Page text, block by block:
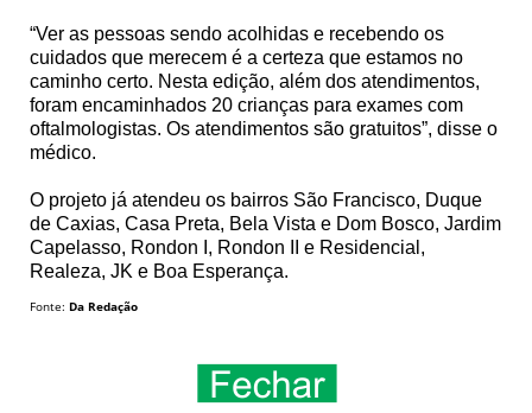
“Ver as pessoas sendo acolhidas e recebendo os
cuidados que merecem é a certeza que estamos no
caminho certo. Nesta edição, além dos atendimentos,
foram encaminhados 20 crianças para exames com
oftalmologistas. Os atendimentos são gratuitos”, disse o
médico.
O projeto já atendeu os bairros São Francisco, Duque
de Caxias, Casa Preta, Bela Vista e Dom Bosco, Jardim
Capelasso, Rondon I, Rondon II e Residencial,
Realeza, JK e Boa Esperança.
Fonte: Da Redação